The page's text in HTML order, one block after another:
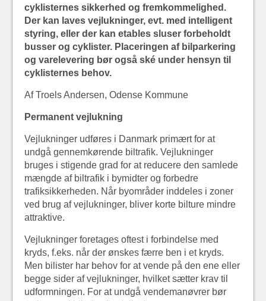
cyklisternes sikkerhed og fremkommelighed.
Der kan laves vejlukninger, evt. med intelligent
styring, eller der kan etables sluser forbeholdt
busser og cyklister. Placeringen af bilparkering
og varelevering bør også ské under hensyn til
cyklisternes behov.
Af Troels Andersen, Odense Kommune
Permanent vejlukning
Vejlukninger udføres i Danmark primært for at
undgå gennemkørende biltrafik. Vejlukninger
bruges i stigende grad for at reducere den samlede
mængde af biltrafik i bymidter og forbedre
trafiksikkerheden. Når byområder inddeles i zoner
ved brug af vejlukninger, bliver korte bilture mindre
attraktive.
Vejlukninger foretages oftest i forbindelse med
kryds, f.eks. når der ønskes færre ben i et kryds.
Men bilister har behov for at vende på den ene eller
begge sider af vejlukninger, hvilket sætter krav til
udformningen. For at undgå vendemanøvrer bør